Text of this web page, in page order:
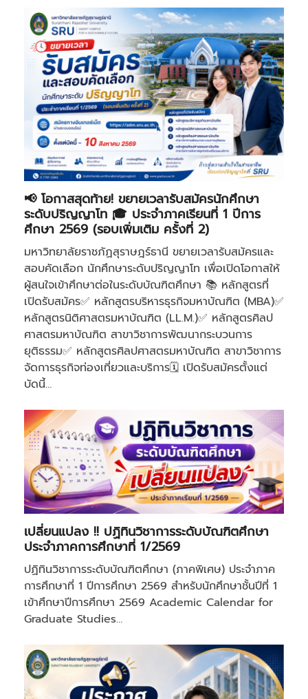
📢 โอกาสสุดท้าย! ขยายเวลารับสมัครนักศึกษา
ระดับปริญญาโท 🎓 ประจำภาคเรียนที่ 1 ปีการ
ศึกษา 2569 (รอบเพิ่มเติม ครั้งที่ 2)
มหาวิทยาลัยราชภัฏสุราษฎร์ธานี ขยายเวลารับสมัครและ
สอบคัดเลือก นักศึกษาระดับปริญญาโท เพื่อเปิดโอกาสให้
ผู้สนใจเข้าศึกษาต่อในระดับบัณฑิตศึกษา 📚 หลักสูตรที่
เปิดรับสมัคร✅ หลักสูตรบริหารธุรกิจมหาบัณฑิต (MBA)✅
หลักสูตรนิติศาสตรมหาบัณฑิต (LL.M.)✅ หลักสูตรศิลป
ศาสตรมหาบัณฑิต สาขาวิชาการพัฒนากระบวนการ
ยุติธรรม✅ หลักสูตรศิลปศาสตรมหาบัณฑิต สาขาวิชาการ
จัดการธุรกิจท่องเที่ยวและบริการ🗓 เปิดรับสมัครตั้งแต่
บัดนี้…
เปลี่ยนแปลง !! ปฏิทินวิชาการระดับบัณฑิตศึกษา
ประจำภาคการศึกษาที่ 1/2569
ปฏิทินวิชาการระดับบัณฑิตศึกษา (ภาคพิเศษ) ประจำภาค
การศึกษาที่ 1 ปีการศึกษา 2569 สำหรับนักศึกษาชั้นปีที่ 1
เข้าศึกษาปีการศึกษา 2569 Academic Calendar for
Graduate Studies…